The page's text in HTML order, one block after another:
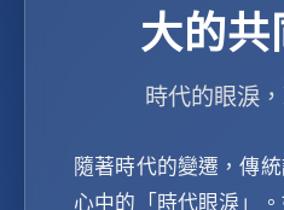
大的
時代的眼淚
隨著時代的變遷，傳
心中的「時代眼淚」。